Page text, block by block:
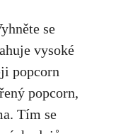
se
vysoké
popcorn
popcorn,
Tím se